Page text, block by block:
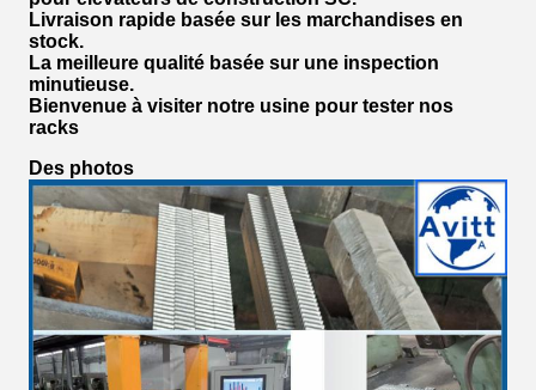
Livraison rapide basée sur les marchandises en
stock.
La meilleure qualité basée sur une inspection
minutieuse.
Bienvenue à visiter notre usine pour tester nos
racks
Des photos